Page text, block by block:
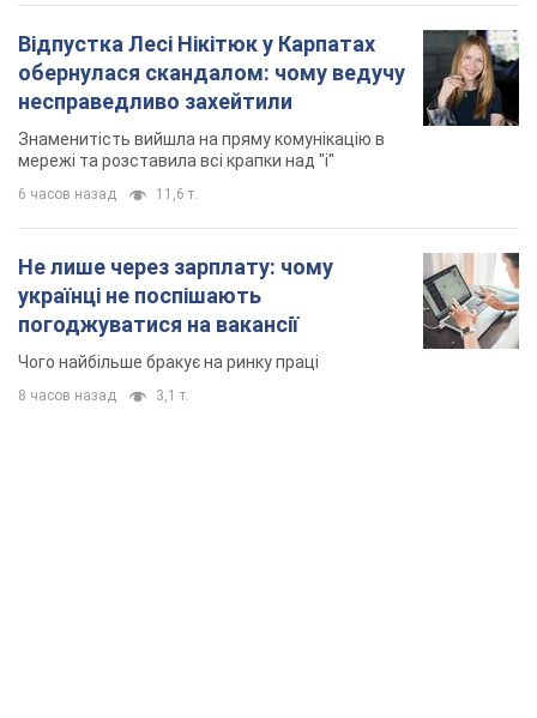
Відпустка Лесі Нікітюк у Карпатах
обернулася скандалом: чому ведучу
несправедливо захейтили
Знаменитість вийшла на пряму комунікацію в
мережі та розставила всі крапки над "і"
6 часов назад 11,6 т.
Не лише через зарплату: чому
українці не поспішають
погоджуватися на вакансії
Чого найбільше бракує на ринку праці
8 часов назад 3,1 т.